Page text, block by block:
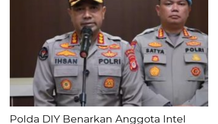
Polda DIY Benarkan Anggota Intel